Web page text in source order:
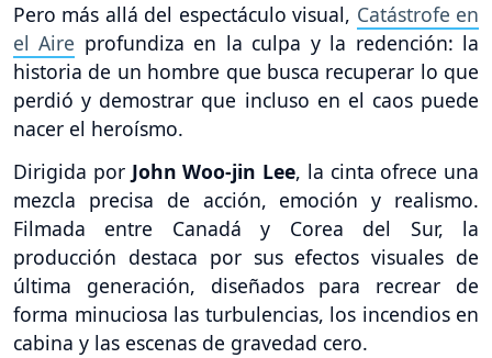
Pero más allá del espectáculo visual, Catástrofe en
el Aire profundiza en la culpa y la redención: la
historia de un hombre que busca recuperar lo que
perdió y demostrar que incluso en el caos puede
nacer el heroísmo.
Dirigida por John Woo-jin Lee, la cinta ofrece una
mezcla precisa de acción, emoción y realismo.
Filmada entre Canadá y Corea del Sur, la
producción destaca por sus efectos visuales de
última generación, diseñados para recrear de
forma minuciosa las turbulencias, los incendios en
cabina y las escenas de gravedad cero.